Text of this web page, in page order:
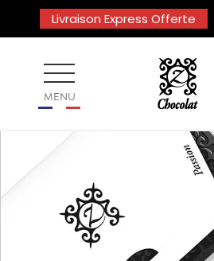
Livraison Express Offerte
MENU